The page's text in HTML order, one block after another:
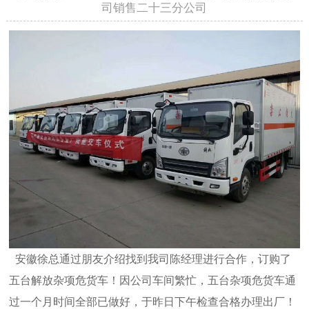
司销售二十三分公司
安徽徐总通过朋友介绍找到我司陈经理进行合作，订购了
五台解放杂项危货车！因公司车间繁忙，五台杂项危货车通
过一个月时间全部已做好，于昨日下午检查合格办理出厂！